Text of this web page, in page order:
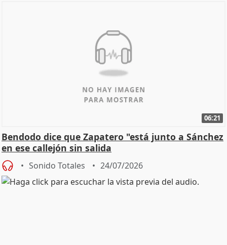
06:21
Bendodo dice que Zapatero "está junto a Sánchez
en ese callejón sin salida
Sonido Totales 24/07/2026